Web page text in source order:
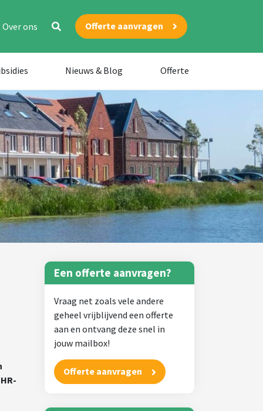
Over ons Offerte aanvragen
Nieuws & Blog Offerte
Een offerte aanvragen?
Vraag net zoals vele andere
geheel vrijblijvend een offerte
aan en ontvang deze snel in
jouw mailbox!
Offerte aanvragen